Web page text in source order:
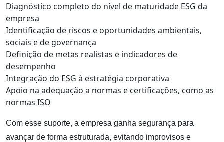
Diagnóstico completo do nível de maturidade ESG da
empresa
Identificação de riscos e oportunidades ambientais,
sociais e de governança
Definição de metas realistas e indicadores de
desempenho
Integração do ESG à estratégia corporativa
Apoio na adequação a normas e certificações, como as
normas ISO
Com esse suporte, a empresa ganha segurança para
avançar de forma estruturada, evitando improvisos e